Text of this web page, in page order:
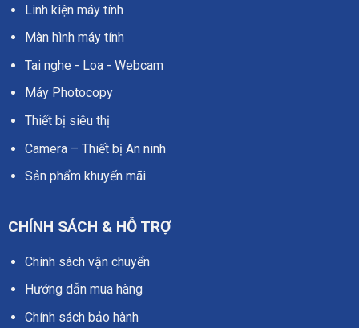
Linh kiện máy tính
Màn hình máy tính
Tai nghe - Loa - Webcam
Máy Photocopy
Thiết bị siêu thị
Camera – Thiết bị An ninh
Sản phẩm khuyến mãi
CHÍNH SÁCH & HỖ TRỢ
Chính sách vận chuyển
Hướng dẫn mua hàng
Chính sách bảo hành